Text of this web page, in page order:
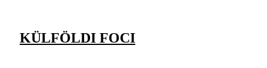
KÜLFÖLDI FOCI